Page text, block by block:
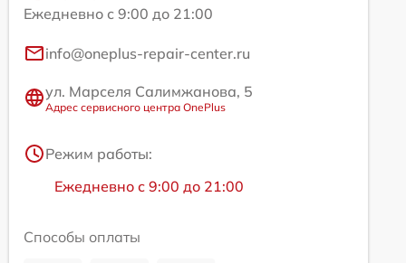
Ежедневно с 9:00 до 21:00
info@oneplus-repair-center.ru
ул. Марселя Салимжанова, 5
Адрес сервисного центра OnePlus
Режим работы:
Ежедневно с 9:00 до 21:00
Способы оплаты